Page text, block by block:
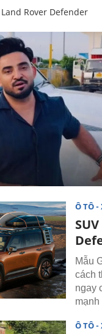
Land Rover Defender
Ô TÔ -
Mẫu
cách
ngay
Ô TÔ -